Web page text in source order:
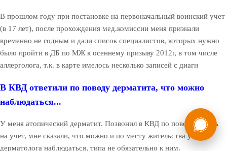
В прошлом году при постановке на первоначальный воинский учет
(в 17 лет), после прохождения мед.комиссии меня признали
временно не годным и дали список специалистов, которых нужно
было пройти в ДБ по МЖ к осеннему призыву 2012г, в том числе
аллерголога, т.к. в карте имелось несколько записей с диагн
В КВД ответили по поводу дерматита, что можно
наблюдаться...
У меня атопический дерматит. Позвонил в КВД по поводу встать
на учет, мне сказали, что можно и по месту жительства у
дерматолога наблюдаться, типа не обязательно к ним.
консультация
8 (800) 775-35-89